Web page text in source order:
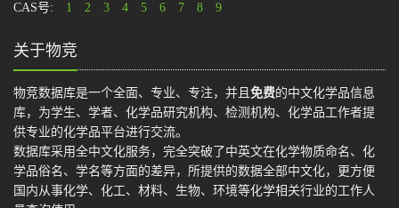
CAS号: 1 2 3 4 5 6 7 8 9
关于物竞
物竞数据库是一个全面、专业、专注，并且 免费的中文化学品信息
库，为学生、学者、化学品研究机构、检测机构、化学品工作者提
供专业的化学品平台进行交流。
数据库采用全中文化服务，完全突破了中英文在化学物质命名、化
学品俗名、学名等方面的差异，所提供的数据全部中文化，更方便
国内从事化学、化工、材料、生物、环境等化学相关行业的工作人